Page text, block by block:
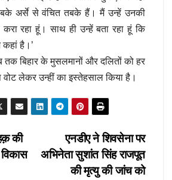
तबके अर्से से वंचित तबके हैं। मैं उन्हें उनकी
रहा हूं। साथ ही उन्हें बता रहा हूं कि
कहां है।’
बिहार के मुसलमानों और दलितों को हर
वोट लेकर उन्हीं का इस्तेहसाल किया है।
एनडीए ने शिवसेना पर
अभिनेता सुशांत सिंह राजपूत
की मृत्यु की जांच को
की